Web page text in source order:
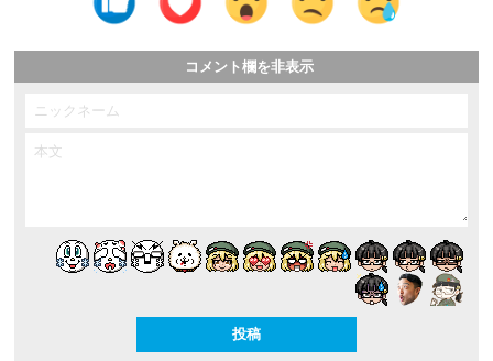
ドライナーになること……など。
コメント欄を非表示